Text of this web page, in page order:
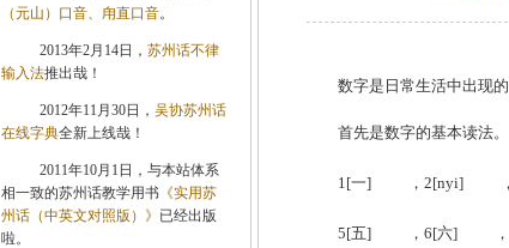
（元山）口音、甪直口音。
2013年2月14日， 苏州话不律
输入法推出哉！
2012年11月30日， 吴协苏州话
在线字典全新上线哉！
2011年10月1日，与本站体系
相一致的苏州话教学用书 《实用苏
州话（中英文对照版）》 已经出版
啦。
数字是日常生活中出现
首先是数字的基本读法。
1[一] ，2[nyi]
5[五] ，6[六]